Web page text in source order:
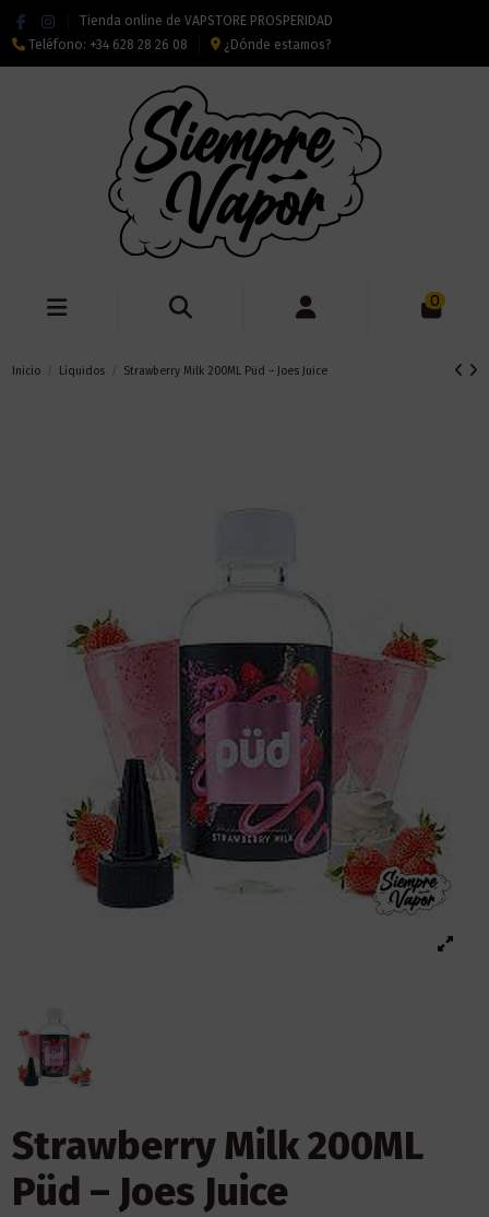
Tienda online de VAPSTORE PROSPERIDAD
Teléfono: +34 628 28 26 08 ¿Dónde estamos?
0
Inicio Líquidos Strawberry Milk 200ML Püd – Joes Juice
Strawberry Milk 200ML
Püd – Joes Juice